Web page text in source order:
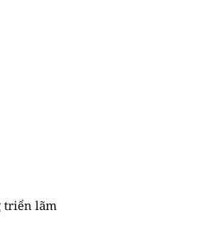
triển lãm